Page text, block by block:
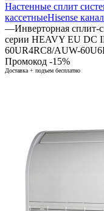
Настенные сплит
кассетныеHisense
—Инверторная сплит-
серии HEAVY EU DC
60UR4RC8/AUW-
Промокод -15%
Доставка + подъем бесплатно